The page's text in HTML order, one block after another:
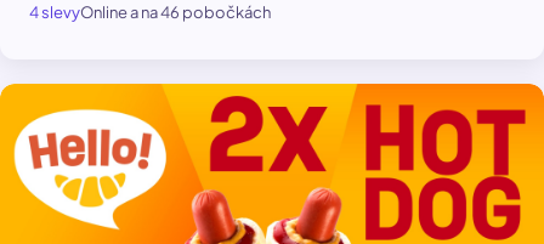
4 slevyOnline a na 46 pobočkách